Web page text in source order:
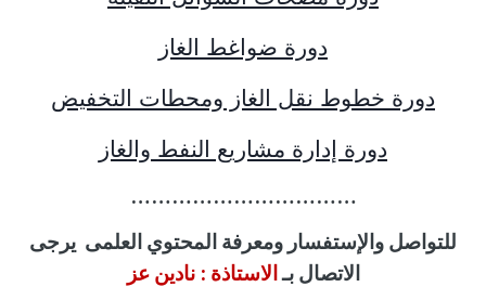
دورة ضواغط الغاز
دورة خطوط نقل الغاز ومحطات التخفيض
دورة إدارة مشاريع النفط والغاز
……………………………
للتواصل والإستفسار ومعرفة المحتوي العلمى
يرجى
الاتصال بـالاستاذة : نادين عز